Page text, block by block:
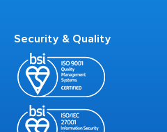
Security & Quality